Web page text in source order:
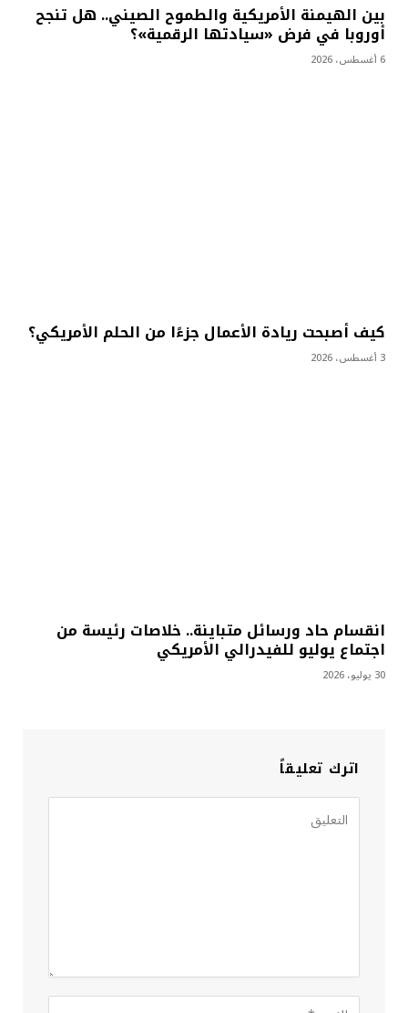
بين الهيمنة الأمريكية والطموح الصيني.. هل تنجح
أوروبا في فرض «سيادتها الرقمية»؟
6 أغسطس، 2026
كيف أصبحت ريادة الأعمال جزءًا من الحلم الأمريكي؟
3 أغسطس، 2026
انقسام حاد ورسائل متباينة.. خلاصات رئيسة من
اجتماع يوليو للفيدرالي الأمريكي
30 يوليو، 2026
اترك تعليقاً